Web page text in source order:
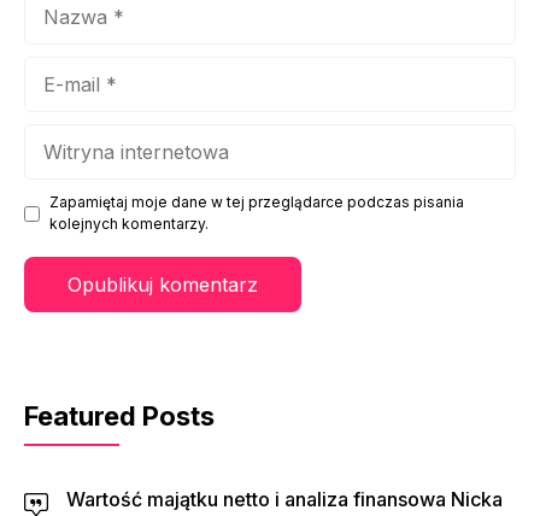
internetowa
Zapamiętaj moje dane w tej przeglądarce podczas pisania
kolejnych komentarzy.
Featured Posts
Wartość majątku netto i analiza finansowa Nicka